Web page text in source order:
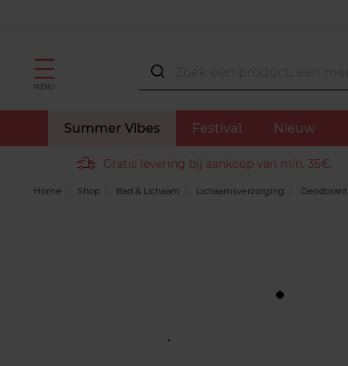
MENU
Summer Vibes Festival Nieuw
Gratis levering bij aankoop van min. 35€.
Home Shop Bad & Lichaam Lichaamsverzorging Deodorant